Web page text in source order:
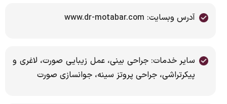
آدرس وبسایت: www.dr-motabar.com
سایر خدمات: جراحی بینی، عمل زیبایی صورت، لاغری و
پیکرتراشی، جراحی پروتز سینه، جوانسازی صورت